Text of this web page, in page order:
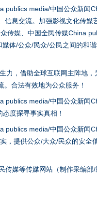
publics media/中国公众新闻
息交流。加强影视文化传
传媒、中国全民传媒China
体/公众/民众/公民之间的和
力，借助全球互联网主阵地
合法有效地为公众服务！
publics media/中国公众新闻
度探寻事实真相！
publics media/中国公众新闻
，提供公众/大众/民众的安全
媒等传媒网站（制作采编
一纸欠条伤亲情 巡回调解促和
法徽映军营 权益有保障